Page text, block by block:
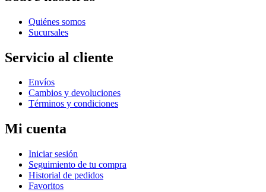
Quiénes somos
Sucursales
Servicio al cliente
Envíos
Cambios y devoluciones
Términos y condiciones
Mi cuenta
Iniciar sesión
Seguimiento de tu compra
Historial de pedidos
Favoritos